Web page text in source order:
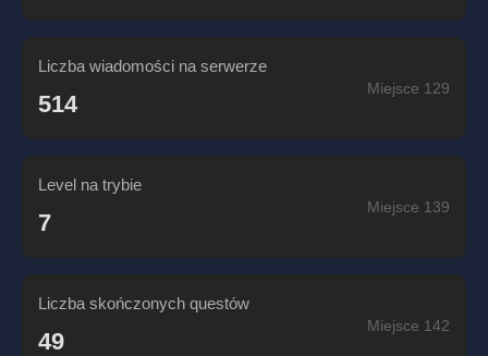
Liczba wiadomości na serwerze
514
Miejsce 129
Level na trybie
7
Miejsce 139
Liczba skończonych questów
49
Miejsce 142